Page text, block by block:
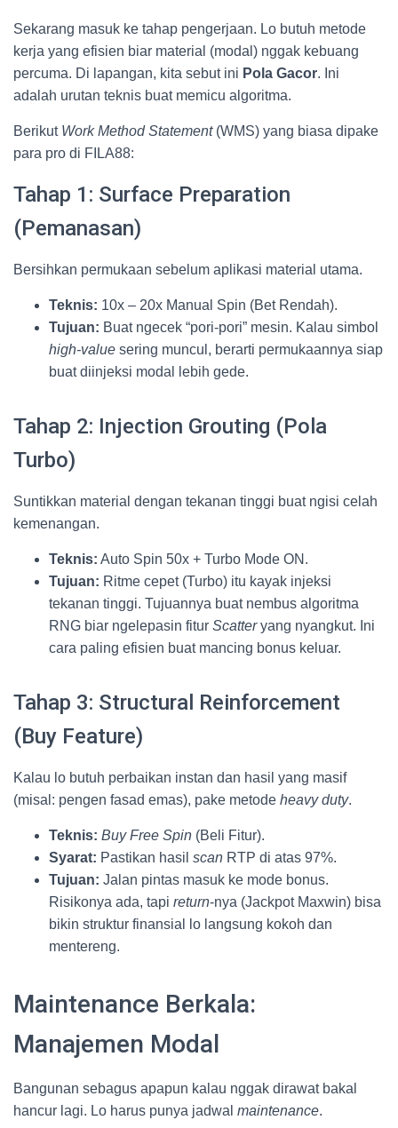
Sekarang masuk ke tahap pengerjaan. Lo butuh metode
kerja yang efisien biar material (modal) nggak kebuang
percuma. Di lapangan, kita sebut ini Pola Gacor. Ini
adalah urutan teknis buat memicu algoritma.
Berikut Work Method Statement(WMS) yang biasa dipake
para pro di FILA88:
Tahap 1: Surface Preparation
(Pemanasan)
Bersihkan permukaan sebelum aplikasi material utama.
Teknis: 10x – 20x Manual Spin (Bet Rendah).
Tujuan: Buat ngecek “pori-pori” mesin. Kalau simbol
high-value sering muncul, berarti permukaannya siap
buat diinjeksi modal lebih gede.
Tahap 2: Injection Grouting (Pola
Turbo)
Suntikkan material dengan tekanan tinggi buat ngisi celah
kemenangan.
Teknis: Auto Spin 50x + Turbo Mode ON.
Tujuan: Ritme cepet (Turbo) itu kayak injeksi
tekanan tinggi. Tujuannya buat nembus algoritma
RNG biar ngelepasin fitur Scatteryang nyangkut. Ini
cara paling efisien buat mancing bonus keluar.
Tahap 3: Structural Reinforcement
(Buy Feature)
Kalau lo butuh perbaikan instan dan hasil yang masif
(misal: pengen fasad emas), pake metode heavy duty.
Teknis: Buy Free Spin (Beli Fitur).
Syarat: Pastikan hasil scan RTP di atas 97%.
Tujuan: Jalan pintas masuk ke mode bonus.
Risikonya ada, tapi return-nya (Jackpot Maxwin) bisa
bikin struktur finansial lo langsung kokoh dan
mentereng.
Maintenance Berkala:
Manajemen Modal
Bangunan sebagus apapun kalau nggak dirawat bakal
hancur lagi. Lo harus punya jadwal maintenance.